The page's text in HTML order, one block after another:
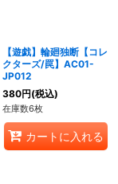
【遊戯】輪廻独断【コレ
クターズ/罠】AC01-
JP012
380円(税込)
在庫数6枚
カートに入れる